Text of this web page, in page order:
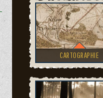
CARTOGRAPHIE